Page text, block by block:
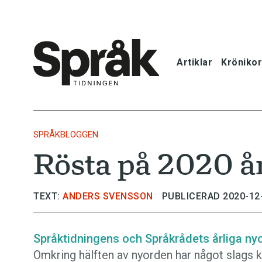
Artiklar Krönikor
Krönikor
Språkfrågor
SPRÅKBLOGGEN
Rösta på 2020
TEXT: ANDERS SVENSSON PUBLICERAD 2020-
Språktidningens och Språkrådets årliga
Omkring hälften av nyorden har något slags